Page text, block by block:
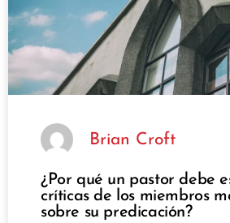
Brian Croft
¿Por qué un pastor debe
críticas de los miembros
sobre su predicación?